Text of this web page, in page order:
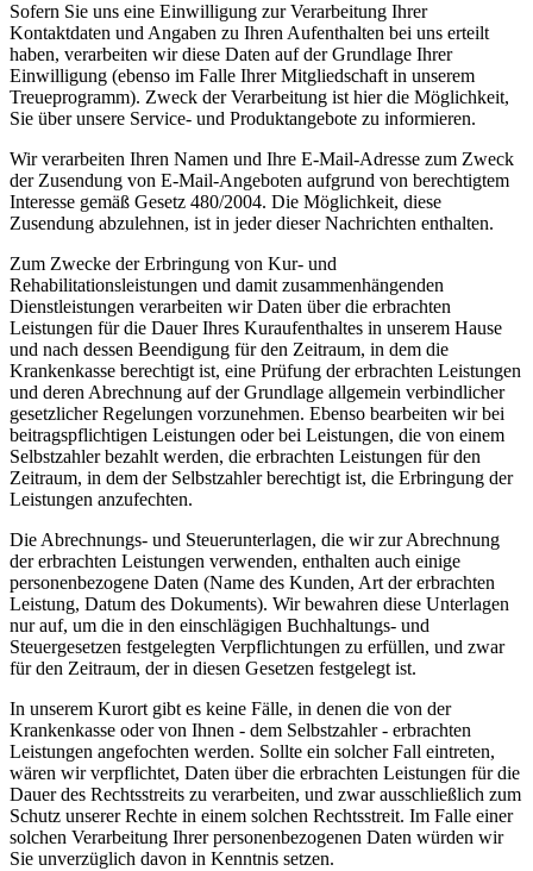
Sofern Sie uns eine Einwilligung zur Verarbeitung Ihrer
Kontaktdaten und Angaben zu Ihren Aufenthalten bei uns erteilt
haben, verarbeiten wir diese Daten auf der Grundlage Ihrer
Einwilligung (ebenso im Falle Ihrer Mitgliedschaft in unserem
Treueprogramm). Zweck der Verarbeitung ist hier die Möglichkeit,
Sie über unsere Service- und Produktangebote zu informieren.
Wir verarbeiten Ihren Namen und Ihre E-Mail-Adresse zum Zweck
der Zusendung von E-Mail-Angeboten aufgrund von berechtigtem
Interesse gemäß Gesetz 480/2004. Die Möglichkeit, diese
Zusendung abzulehnen, ist in jeder dieser Nachrichten enthalten.
Zum Zwecke der Erbringung von Kur- und
Rehabilitationsleistungen und damit zusammenhängenden
Dienstleistungen verarbeiten wir Daten über die erbrachten
Leistungen für die Dauer Ihres Kuraufenthaltes in unserem Hause
und nach dessen Beendigung für den Zeitraum, in dem die
Krankenkasse berechtigt ist, eine Prüfung der erbrachten Leistungen
und deren Abrechnung auf der Grundlage allgemein verbindlicher
gesetzlicher Regelungen vorzunehmen. Ebenso bearbeiten wir bei
beitragspflichtigen Leistungen oder bei Leistungen, die von einem
Selbstzahler bezahlt werden, die erbrachten Leistungen für den
Zeitraum, in dem der Selbstzahler berechtigt ist, die Erbringung der
Leistungen anzufechten.
Die Abrechnungs- und Steuerunterlagen, die wir zur Abrechnung
der erbrachten Leistungen verwenden, enthalten auch einige
personenbezogene Daten (Name des Kunden, Art der erbrachten
Leistung, Datum des Dokuments). Wir bewahren diese Unterlagen
nur auf, um die in den einschlägigen Buchhaltungs- und
Steuergesetzen festgelegten Verpflichtungen zu erfüllen, und zwar
für den Zeitraum, der in diesen Gesetzen festgelegt ist.
In unserem Kurort gibt es keine Fälle, in denen die von der
Krankenkasse oder von Ihnen - dem Selbstzahler - erbrachten
Leistungen angefochten werden. Sollte ein solcher Fall eintreten,
wären wir verpflichtet, Daten über die erbrachten Leistungen für die
Dauer des Rechtsstreits zu verarbeiten, und zwar ausschließlich zum
Schutz unserer Rechte in einem solchen Rechtsstreit. Im Falle einer
solchen Verarbeitung Ihrer personenbezogenen Daten würden wir
Sie unverzüglich davon in Kenntnis setzen.